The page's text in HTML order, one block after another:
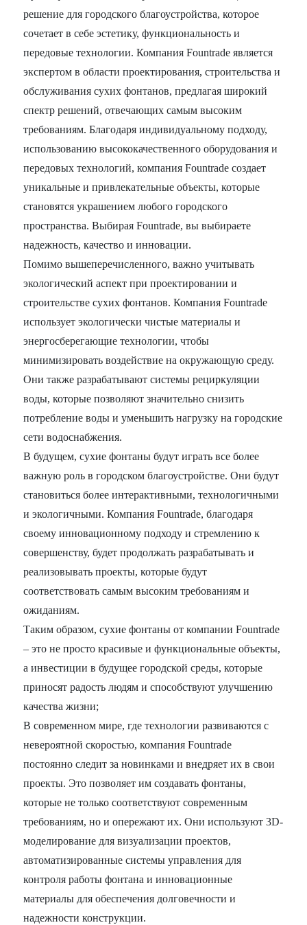
решение для городского благоустройства, которое
сочетает в себе эстетику, функциональность и
передовые технологии. Компания Fountrade является
экспертом в области проектирования, строительства и
обслуживания сухих фонтанов, предлагая широкий
спектр решений, отвечающих самым высоким
требованиям. Благодаря индивидуальному подходу,
использованию высококачественного оборудования и
передовых технологий, компания Fountrade создает
уникальные и привлекательные объекты, которые
становятся украшением любого городского
пространства. Выбирая Fountrade, вы выбираете
надежность, качество и инновации.
Помимо вышеперечисленного, важно учитывать
экологический аспект при проектировании и
строительстве сухих фонтанов. Компания Fountrade
использует экологически чистые материалы и
энергосберегающие технологии, чтобы
минимизировать воздействие на окружающую среду.
Они также разрабатывают системы рециркуляции
воды, которые позволяют значительно снизить
потребление воды и уменьшить нагрузку на городские
сети водоснабжения.
В будущем, сухие фонтаны будут играть все более
важную роль в городском благоустройстве. Они будут
становиться более интерактивными, технологичными
и экологичными. Компания Fountrade, благодаря
своему инновационному подходу и стремлению к
совершенству, будет продолжать разрабатывать и
реализовывать проекты, которые будут
соответствовать самым высоким требованиям и
ожиданиям.
Таким образом, сухие фонтаны от компании Fountrade
– это не просто красивые и функциональные объекты,
а инвестиции в будущее городской среды, которые
приносят радость людям и способствуют улучшению
качества жизни;
В современном мире, где технологии развиваются с
невероятной скоростью, компания Fountrade
постоянно следит за новинками и внедряет их в свои
проекты. Это позволяет им создавать фонтаны,
которые не только соответствуют современным
требованиям, но и опережают их. Они используют 3D-
моделирование для визуализации проектов,
автоматизированные системы управления для
контроля работы фонтана и инновационные
материалы для обеспечения долговечности и
надежности конструкции.